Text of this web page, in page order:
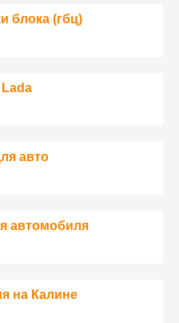
блока (гбц)
авто
автомобиля
на Калине